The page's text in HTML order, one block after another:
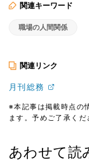
関連キーワード
職場の人間関係
関連リンク
月刊総務
※本記事は掲載時点の
ます。予めご了承くだ
あわせて読